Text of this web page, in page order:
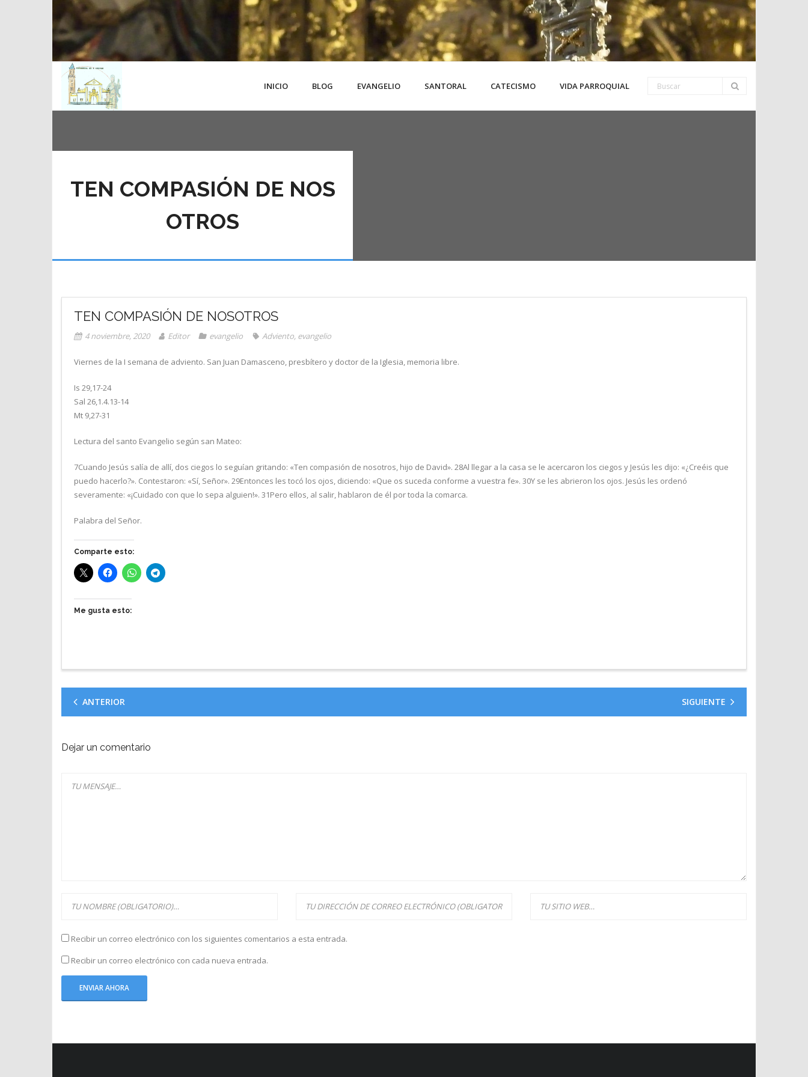
INICIO BLOG EVANGELIO SANTORAL CATECISMO VIDA PARROQUIAL
TEN COMPASIÓN DE NOS
OTROS
TEN COMPASIÓN DE NOSOTROS
4 noviembre, 2020 Editor evangelio Adviento, evangelio
Viernes de la I semana de adviento. San Juan Damasceno, presbítero y doctor de la Iglesia, memoria libre.
Is 29,17-24
Sal 26,1.4.13-14
Mt 9,27-31
Lectura del santo Evangelio según san Mateo:
7Cuando Jesús salía de allí, dos ciegos lo seguían gritando: «Ten compasión de nosotros, hijo de David». 28Al llegar a la casa se le acercaron los ciegos y Jesús les dijo: «¿Creéis que
puedo hacerlo?». Contestaron: «Sí, Señor». 29Entonces les tocó los ojos, diciendo: «Que os suceda conforme a vuestra fe». 30Y se les abrieron los ojos. Jesús les ordenó
severamente: «¡Cuidado con que lo sepa alguien!». 31Pero ellos, al salir, hablaron de él por toda la comarca.
Palabra del Señor.
Comparte esto:
Me gusta esto:
ANTERIOR SIGUIENTE
Dejar un comentario
Recibir un correo electrónico con los siguientes comentarios a esta entrada.
Recibir un correo electrónico con cada nueva entrada.